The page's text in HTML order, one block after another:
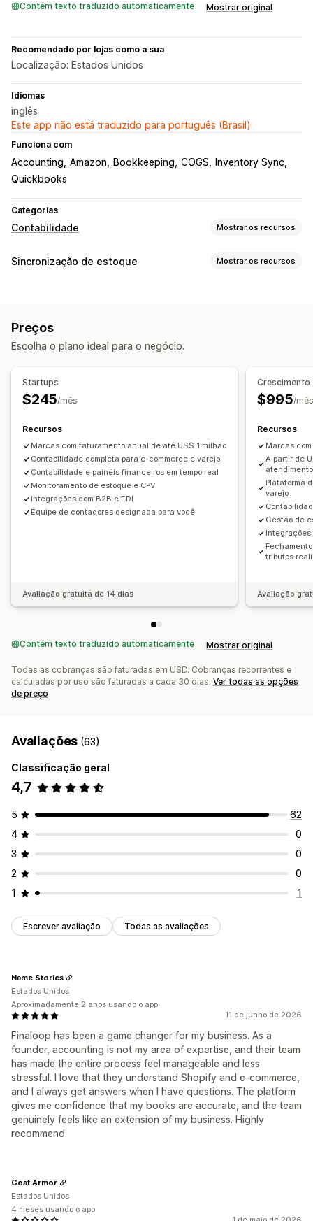
Contém texto traduzido automaticamente Mostrar original
Recomendado por lojas como a sua
Localização: Estados Unidos
Idiomas
inglês
Este app não está traduzido para português (Brasil)
Funciona com
Accounting Amazon Bookkeeping COGS
Inventory Sync
Quickbooks
Categorias
Contabilidade Mostrar os recursos
Relatórios financeiros
Painel de controle de desempenho
Cobranças e faturas
Prazo de pagamento
Em várias moedas
Sincronização de dados automática
Resumo de vendas diárias
Detalhes dos pedidos
Transações Pagamentos
Sincronização de estoque em tempo real
Histórico de dados importados
Sincronização de estoque Mostrar os recursos
Notificações e relatórios
Métricas de desempenho
Preços
Escolha o plano ideal para o negócio.
Startups
$245/mês
Recursos
Marcas com faturamento anual de até US$ 1 milhão
Contabilidade completa para e-commerce e varejo
Contabilidade e painéis financeiros em tempo real
Monitoramento de estoque e CPV
Integrações com B2B e EDI
Equipe de contadores designada para você
Avaliação gratuita de 14 dias
Crescimento
$995/mês
Recursos
Marcas
A partir de
atendimento
Plataforma
varejo
Gestão de
Integrações
tributos
Avaliação
Contém texto traduzido automaticamente Mostrar original
Todas as cobranças são faturadas em USD. Cobranças recorrentes e
calculadas por uso são faturadas a cada 30 dias. Ver todas as opções
de preço
Avaliações (63)
Classificação geral
4,7
5
62
4
0
3
0
2
0
1
1
Escrever avaliação Todas as avaliações
11 de junho de 2026
Finaloop has been a game changer for my business. As a
founder, accounting is not my area of expertise, and their team
has made the entire process feel manageable and less
stressful. I love that they understand Shopify and e-commerce,
and I always get answers when I have questions. The platform
gives me confidence that my books are accurate, and the team
genuinely feels like an extension of my business. Highly
recommend.
Name Stories
Estados Unidos
Aproximadamente 2 anos usando o app
Goat Armor
Estados Unidos
4 meses usando o app